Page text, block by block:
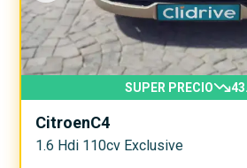
SUPER PRECIO
CitroenC4
1.6 Hdi 110cv Exclusive